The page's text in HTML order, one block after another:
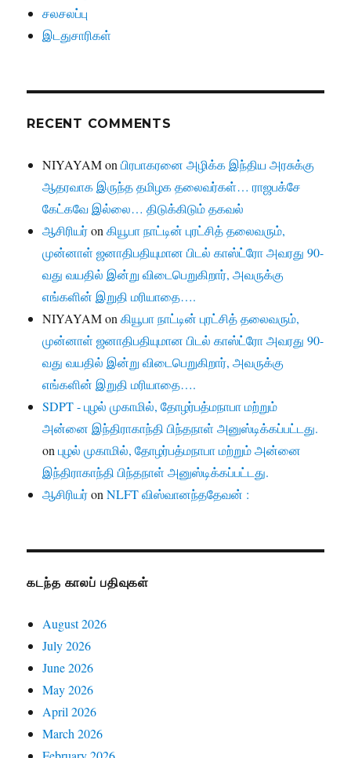
சலசலப்பு
இடதுசாரிகள்
RECENT COMMENTS
NIYAYAMonபிரபாகரனை அழிக்க இந்திய அரசுக்கு
ஆதரவாக இருந்த தமிழக தலைவர்கள்… ராஜபக்சே
கேட்கவே இல்லை… திடுக்கிடும் தகவல்
ஆசிரியர்onகியூபா நாட்டின் புரட்சித் தலைவரும்,
முன்னாள் ஜனாதிபதியுமான பிடல் காஸ்ட்ரோ அவரது 90-
வது வயதில் இன்று விடைபெறுகிறார், அவருக்கு
எங்களின் இறுதி மரியாதை….
NIYAYAMonகியூபா நாட்டின் புரட்சித் தலைவரும்,
முன்னாள் ஜனாதிபதியுமான பிடல் காஸ்ட்ரோ அவரது 90-
வது வயதில் இன்று விடைபெறுகிறார், அவருக்கு
எங்களின் இறுதி மரியாதை….
SDPT - புழல் முகாமில், தோழர்பத்மநாபா மற்றும்
அன்னை இந்திராகாந்தி பிந்தநாள் அனுஸ்டிக்கப்பட்டது.
onபுழல் முகாமில், தோழர்பத்மநாபா மற்றும் அன்னை
இந்திராகாந்தி பிந்தநாள் அனுஸ்டிக்கப்பட்டது.
ஆசிரியர்onNLFT விஸ்வானந்ததேவன் :
கடந்த காலப் பதிவுகள்
August 2026
July 2026
June 2026
May 2026
April 2026
March 2026